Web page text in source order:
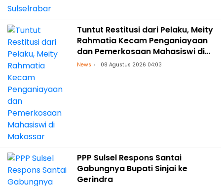
Tuntut Restitusi dari Pelaku, Meity
Rahmatia Kecam Penganiayaan
dan Pemerkosaan Mahasiswi di
Makassar
News 08 Agustus 2026 04:03
PPP Sulsel Respons Santai
Gabungnya Bupati Sinjai ke
Gerindra